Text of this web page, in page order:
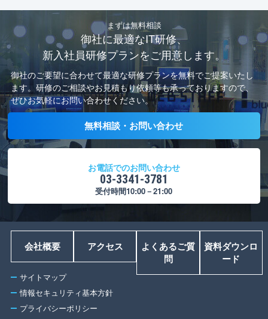
まずは無料相談
御社に最適なIT研修、
新入社員研修プランをご用意します。
御社のご要望に合わせて最適な研修プランを無料でご提案いたし
ます。 研修のご相談やお見積もり依頼等も承っておりますので、
ぜひお気軽にお問い合わせください。
無料相談・お問い合わせ
お電話でのお問い合わせ
03-3341-3781
受付時間10:00－21:00
サイトマップ
情報セキュリティ基本方針
プライバシーポリシー
会社概要 アクセス
よくあるご質
問
資料ダウンロ
ード